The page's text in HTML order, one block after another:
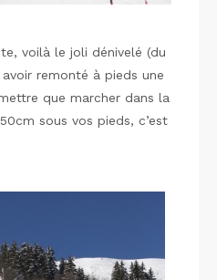
voilà le joli dénivelé (du
remonté à pieds une
que marcher dans la
sous vos pieds, c’est